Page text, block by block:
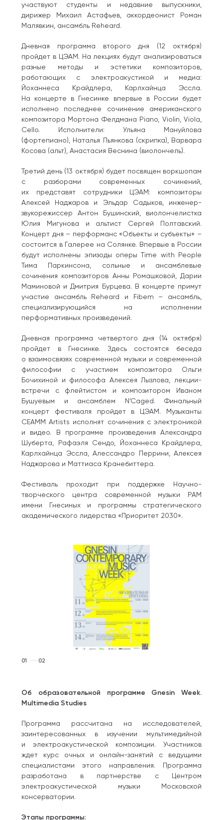
участвуют студенты и недавние выпускники,
дирижер Михаил Астафьев, аккордеонист Роман
Малявкин, ансамбль Reheard.
Дневная программа второго дня (12 октября)
пройдет в ЦЭАМ. На лекциях будут анализироваться
разные методы и эстетики композиторов,
работающих с электроакустикой и медиа:
Йоханнеса Крайдлера, Карлхайнца Эссла.
На концерте в Гнесинке впервые в России будет
исполнено последнее сочинение американского
композитора Мортона Фелдмана Piano, Violin, Viola,
Cello. Исполнители: Ульяна Мануйлова
(фортепиано), Наталья Пьянкова (скрипка), Варвара
Косова (альт), Анастасия Веснина (виолончель).
Третий день (13 октября) будет посвящен воркшопам
с разборами современных сочинений,
их представят сотрудники ЦЭАМ: композиторы
Алексей Наджаров и Эльдар Садыков, инженер-
звукорежиссер Антон Бушинский, виолончелистка
Юлия Мигунова и альтист Сергей Полтавский.
Концерт дня – перформанс «Объекты и субъекты» –
состоится в Галерее на Солянке. Впервые в России
будут исполнены эпизоды оперы Time with People
Тима Паркинсона, сольные и ансамблевые
сочинения композиторов Анны Ромашковой, Дарии
Маминовой и Дмитрия Бурцева. В концерте примут
участие ансамбль Reheard и Fibem – ансамбль,
специализирующийся на исполнении
перформативных произведений.
Дневная программа четвертого дня (14 октября)
пройдет в Гнесинке. Здесь состоятся беседа
о взаимосвязях современной музыки и современной
философии с участием композитора Ольги
Бочихиной и философа Алексея Лызлова, лекции-
встречи с флейтистом и композитором Иваном
Бушуевым и ансамблем N’Caged. Финальный
концерт фестиваля пройдет в ЦЭАМ. Музыканты
CEAMM Artists исполнят сочинения с электроникой
и видео. В программе произведения Александра
Шуберта, Рафаэля Сендо, Йоханнеса Крайдлера,
Карлхайнца Эссла, Алессандро Перрини, Алексея
Наджарова и Маттиаса Кранебиттера.
Фестиваль проходит при поддержке Научно-
творческого центра современной музыки РАМ
имени Гнесиных и программы стратегического
академического лидерства «Приоритет 2030».
01 02
Об образовательной программе Gnesin Week.
Multimedia Studies
Программа рассчитана на исследователей,
заинтересованных в изучении мультимедийной
и электроакустической композиции. Участников
ждет курс очных и онлайн-занятий с ведущими
специалистами этого направления. Программа
разработана в партнерстве с Центром
электроакустической музыки Московской
консерватории.
Этапы программы: